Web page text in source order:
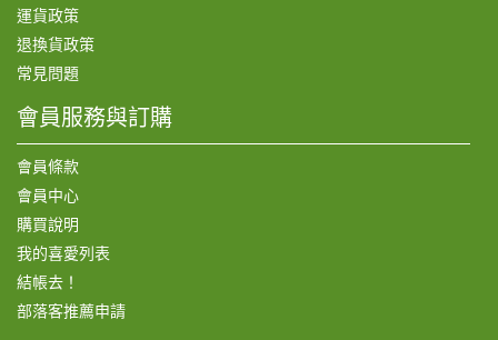
運貨政策
退換貨政策
常見問題
會員服務與訂購
會員條款
會員中心
購買說明
我的喜愛列表
結帳去！
部落客推薦申請